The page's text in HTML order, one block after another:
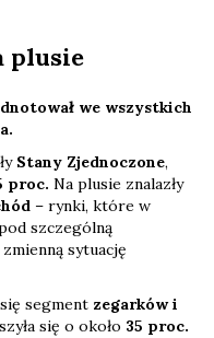
plusie
we wszystkich
Stany Zjednoczone,
proc. Na plusie znalazły
– rynki, które w
szczególną
sytuację
segment zegarków i
się o około 35 proc.